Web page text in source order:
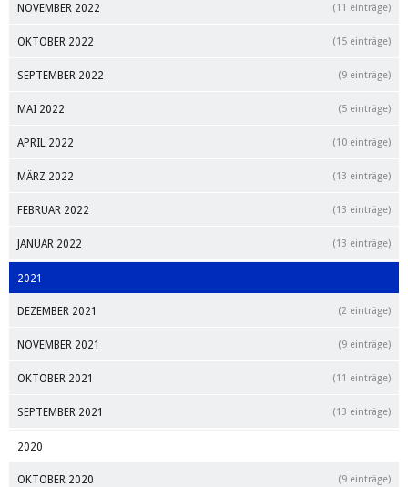
NOVEMBER 2022 (11 einträge)
OKTOBER 2022 (15 einträge)
SEPTEMBER 2022 (9 einträge)
MAI 2022 (5 einträge)
APRIL 2022 (10 einträge)
MÄRZ 2022 (13 einträge)
FEBRUAR 2022 (13 einträge)
JANUAR 2022 (13 einträge)
2021
DEZEMBER 2021 (2 einträge)
NOVEMBER 2021 (9 einträge)
OKTOBER 2021 (11 einträge)
SEPTEMBER 2021 (13 einträge)
2020
OKTOBER 2020 (9 einträge)